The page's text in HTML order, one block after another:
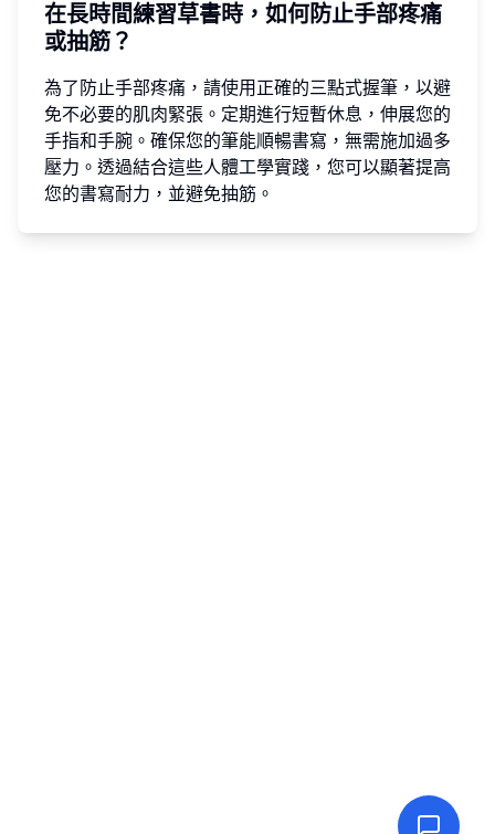
在長時間練習草書時，如何防止手部疼痛
或抽筋？
為了防止手部疼痛，請使用正確的三點式握筆，以避
免不必要的肌肉緊張。定期進行短暫休息，伸展您的
手指和手腕。確保您的筆能順暢書寫，無需施加過多
壓力。透過結合這些人體工學實踐，您可以顯著提高
您的書寫耐力，並避免抽筋。